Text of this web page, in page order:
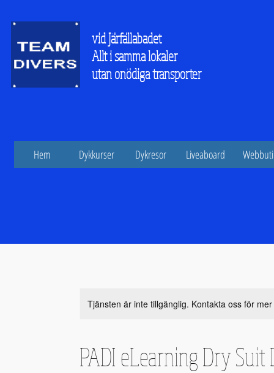
vid Järfällabadet
Allt i samma lokaler
utan onödiga transporter
Hem Dykkurser Dykresor Liveaboard
Tjänsten är inte tillgänglig. Kontakta oss för
PADI eLearning Dry Suit